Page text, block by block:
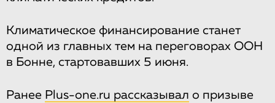
Климатическое финансирование станет
одной из главных тем на переговорах ООН
в Бонне, стартовавших 5 июня.
Ранее Plus-one.ru рассказывал о призыве